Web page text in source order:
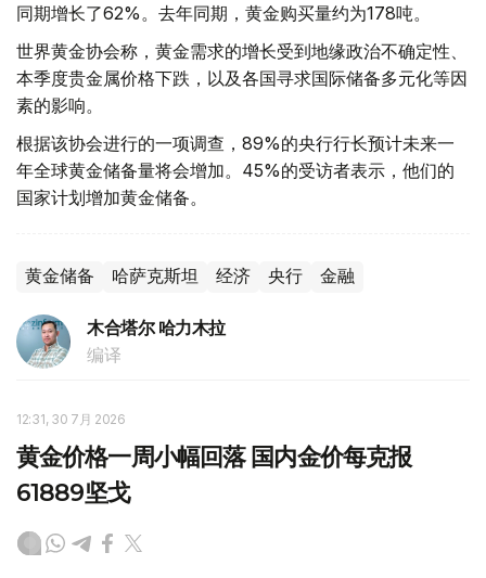
同期增长了62%。去年同期，黄金购买量约为178吨。
世界黄金协会称，黄金需求的增长受到地缘政治不确定性、
本季度贵金属价格下跌，以及各国寻求国际储备多元化等因
素的影响。
根据该协会进行的一项调查，89%的央行行长预计未来一
年全球黄金储备量将会增加。45%的受访者表示，他们的
国家计划增加黄金储备。
黄金储备 哈萨克斯坦 经济 央行 金融
木合塔尔 哈力木拉
编译
12:31, 30 7月 2026
黄金价格一周小幅回落 国内金价每克报
61889坚戈